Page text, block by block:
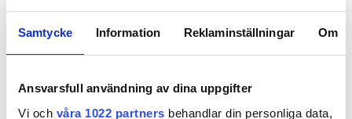
Samtycke Information Reklaminställningar Om
Ansvarsfull användning av dina uppgifter
Vi och våra 1022 partners behandlar din personliga data,
REKOMMENDERADE ARTIKLAR